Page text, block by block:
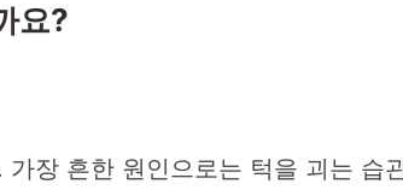
요?
장 흔한 원인으로는 턱을 괴는